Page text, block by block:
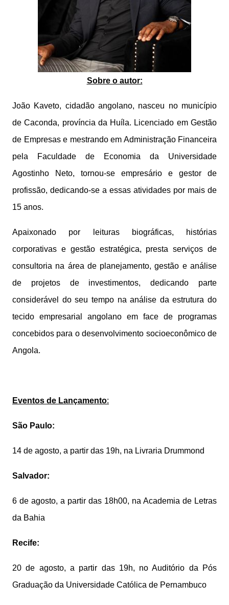
Sobre o autor:
João Kaveto, cidadão angolano, nasceu no município
de Caconda, província da Huíla. Licenciado em Gestão
de Empresas e mestrando em Administração Financeira
pela Faculdade de Economia da Universidade
Agostinho Neto, tornou-se empresário e gestor de
profissão, dedicando-se a essas atividades por mais de
15 anos.
Apaixonado por leituras biográficas, histórias
corporativas e gestão estratégica, presta serviços de
consultoria na área de planejamento, gestão e análise
de projetos de investimentos, dedicando parte
considerável do seu tempo na análise da estrutura do
tecido empresarial angolano em face de programas
concebidos para o desenvolvimento socioeconômico de
Angola.
Eventos de Lançamento:
São Paulo:
14 de agosto, a partir das 19h, na Livraria Drummond
Salvador:
6 de agosto, a partir das 18h00, na Academia de Letras
da Bahia
Recife:
20 de agosto, a partir das 19h, no Auditório da Pós
Graduação da Universidade Católica de Pernambuco